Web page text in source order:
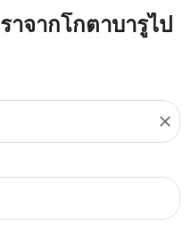
าจากโกตาบารูไป
close